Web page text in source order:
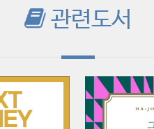
관련도서